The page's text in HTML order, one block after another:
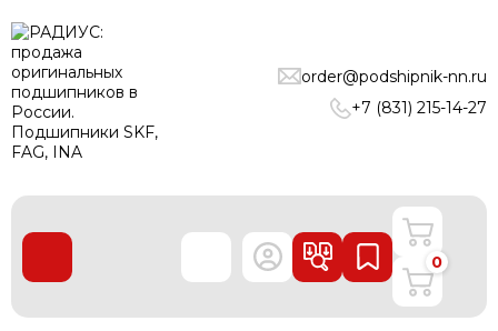
order@podshipnik-nn.ru
+7 (831) 215-14-27
ПОДШИПНИКИ
ЛИНЕЙНЫЕ ТЕХНОЛОГИИ
РЕМНИ
О нас
Доставка и оплата
0